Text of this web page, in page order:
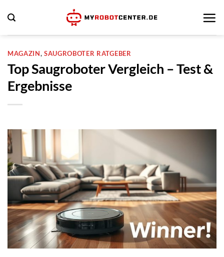
Inhalt
springen
MAGAZIN,SAUGROBOTER RATGEBER
Top Saugroboter Vergleich – Test &
Ergebnisse